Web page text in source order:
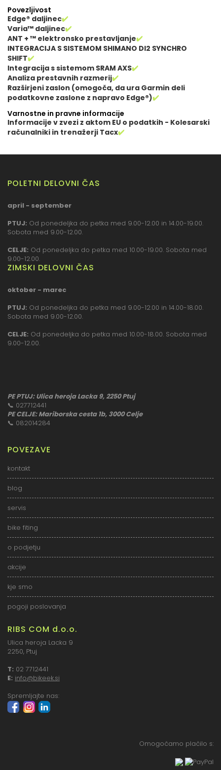
Povezljivost
Edge® daljinec✔️
Varia™ daljinec✔️
ANT + ™ elektronsko prestavljanje✔️
INTEGRACIJA S SISTEMOM SHIMANO DI2 SYNCHRO
SHIFT✔️
Integracija s sistemom SRAM AXS✔️
Analiza prestavnih razmerij✔️
Razširjeni zaslon (omogoča, da ura Garmin deli
podatkovne zaslone z napravo Edge®)✔️
Varnostne in pravne informacije
Informacije v zvezi z aktom EU o podatkih - Kolesarski
računalniki in trenažerji Tacx✔️
POLETNI DELOVNI ČAS
april - september
PTUJ: Od ponedeljka do petka med 9.00-12.00 in 14.00-19.00.
Sobota med 9.00-12.00.
CELJE: Od ponedeljka do petka med 10.00-19.00. Sobota med
9.00-12.00.
ZIMSKI DELOVNI ČAS
oktober - marec
PTUJ: Od ponedeljka do petka med 9.00-12.00 in 14.00-18.00.
Sobota med 9.00-12.00.
CELJE: Od ponedeljka do petka med 10.00-18.00. Sobota med
9.00-12.00.
PE PTUJ: Ulica heroja Lacka 9, 2250 Ptuj
📞 027712441
PE CELJE: Mariborska cesta 1b, 3000 Celje
📞 082014284
POVEZAVE
kontakt
blog
servis
bike fiting
o podjetju
akcije
kje smo
pogoji poslovanja
RIBS COM d.o.o.
Ulica heroja Lacka 9
2250, Ptuj
T: 02 7712441
E: info@bikeek.si
Spremljajte nas:
Omogočamo plačilo s: